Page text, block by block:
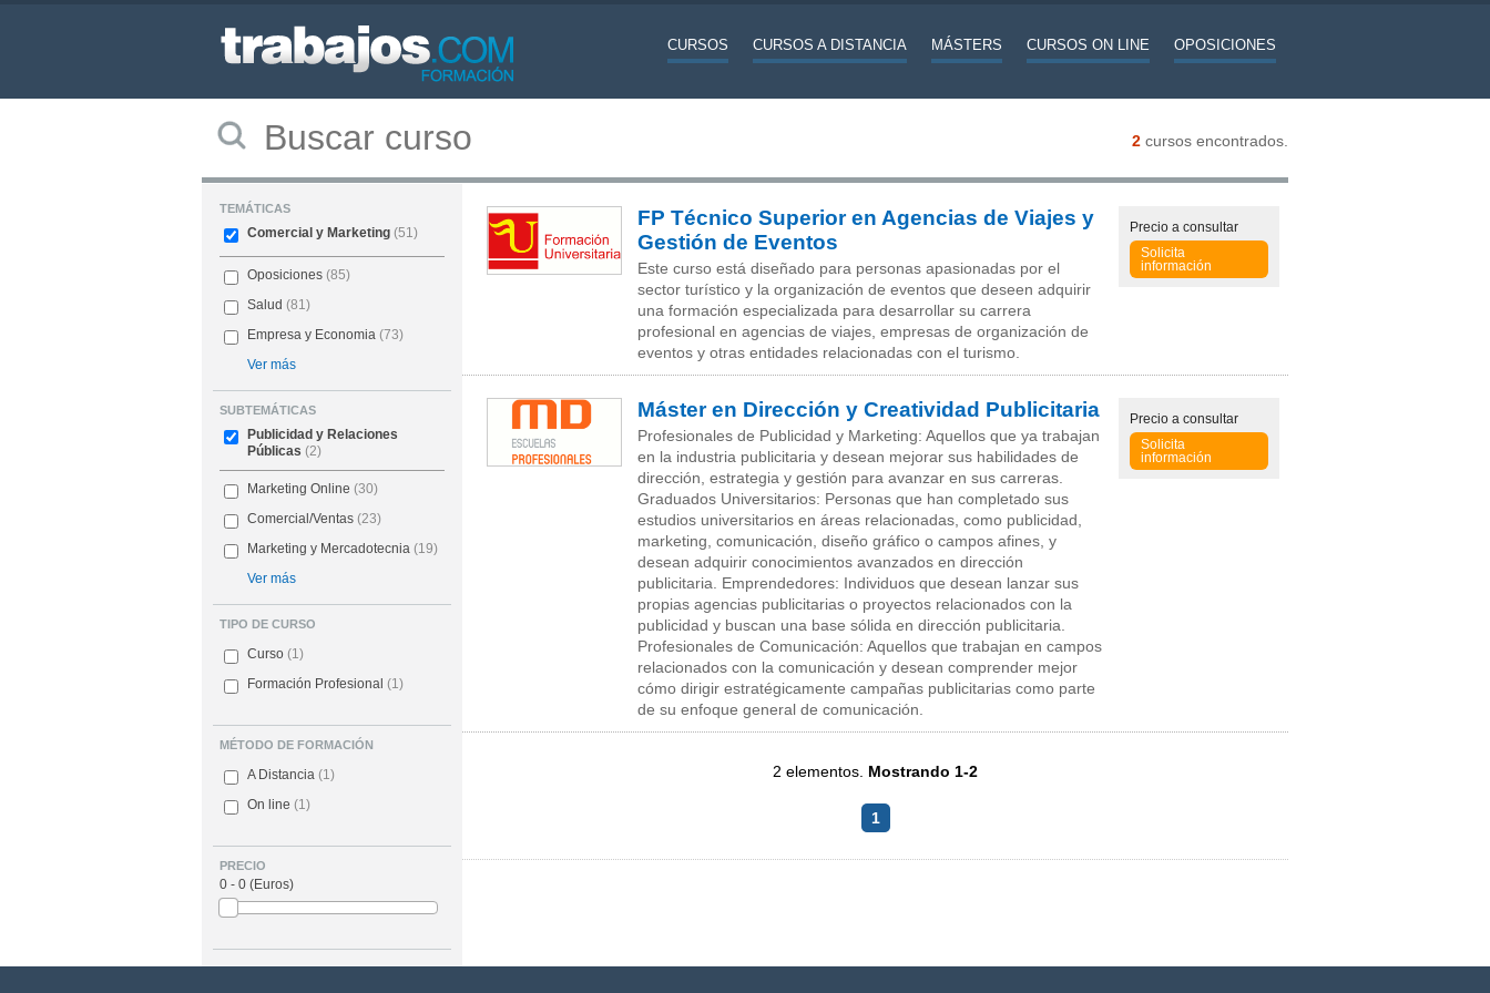
CURSOS CURSOS A DISTANCIA MÁSTERS CURSOS ON LINE OPOSICIONES
2 cursos encontrados.
TEMÁTICAS
Comercial y Marketing (51)
Oposiciones (85)
Salud (81)
Empresa y Economia (73)
Ver más
SUBTEMÁTICAS
Publicidad y Relaciones
Públicas (2)
Marketing Online (30)
Comercial/Ventas (23)
Marketing y Mercadotecnia (19)
Ver más
TIPO DE CURSO
Curso (1)
Formación Profesional (1)
MÉTODO DE FORMACIÓN
A Distancia (1)
On line (1)
PRECIO
0 - 0(Euros)
FP Técnico Superior en Agencias de Viajes y
Gestión de Eventos
Este curso está diseñado para personas apasionadas por el
sector turístico y la organización de eventos que deseen adquirir
una formación especializada para desarrollar su carrera
profesional en agencias de viajes, empresas de organización de
eventos y otras entidades relacionadas con el turismo.
Precioa consultar
Solicita
información
Máster en Dirección y Creatividad Publicitaria
Profesionales de Publicidad y Marketing: Aquellos que ya trabajan
en la industria publicitaria y desean mejorar sus habilidades de
dirección, estrategia y gestión para avanzar en sus carreras.
Graduados Universitarios: Personas que han completado sus
estudios universitarios en áreas relacionadas, como publicidad,
marketing, comunicación, diseño gráfico o campos afines, y
desean adquirir conocimientos avanzados en dirección
publicitaria. Emprendedores: Individuos que desean lanzar sus
propias agencias publicitarias o proyectos relacionados con la
publicidad y buscan una base sólida en dirección publicitaria.
Profesionales de Comunicación: Aquellos que trabajan en campos
relacionados con la comunicación y desean comprender mejor
cómo dirigir estratégicamente campañas publicitarias como parte
de su enfoque general de comunicación.
Precioa consultar
Solicita
información
2 elementos. Mostrando 1-2
1